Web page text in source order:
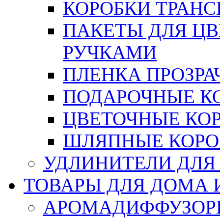
КОРОБКИ
ПАКЕТЫ ДЛЯ
РУЧКАМИ
ПЛЕНКА
ПОДАРОЧНЫЕ
ЦВЕТОЧНЫЕ
ШЛЯПНЫЕ
УДЛИНИТЕЛИ
ТОВАРЫ ДЛЯ ДОМА